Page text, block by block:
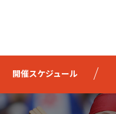
開催スケジュール